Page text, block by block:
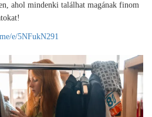
ahol mindenki találhat magának finom
e/5NFukN291